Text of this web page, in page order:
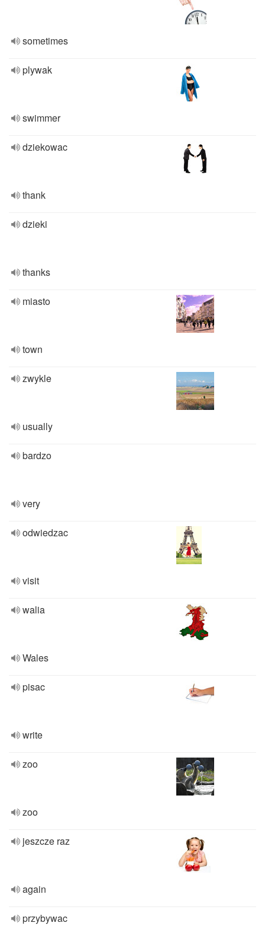
sometimes
plywak
swimmer
dziekowac
thank
dzieki
thanks
miasto
town
zwykle
usually
bardzo
very
odwiedzac
visit
walia
Wales
pisac
write
zoo
zoo
jeszcze raz
again
przybywac